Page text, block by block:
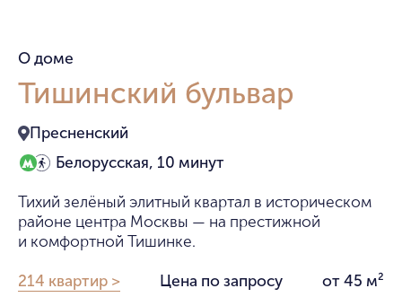
О доме
Тишинский бульвар
Пресненский
Белорусская, 10 минут
Тихий зелёный элитный квартал в историческом
районе центра Москвы — на престижной
и комфортной Тишинке.
214 квартир > Цена по запросу от 45 м²